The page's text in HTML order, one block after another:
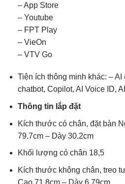
– App Store
– Youtube
– FPT Play
– VieOn
– VTV Go
Tiện ích thông minh khác: – AI
chatbot, Copilot, AI Voice ID,
Thông tin lắp đặt
Kích thước có chân, đặt bàn
79.7cm – Dày 30.2cm
Khối lượng có chân 18,5
Kích thước không chân, treo
Cao 71.8cm – Dày 6.79cm